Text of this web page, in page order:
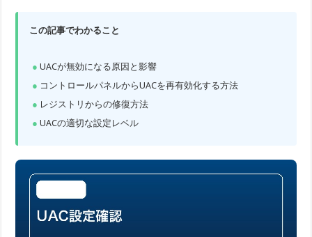
この記事でわかること
UACが無効になる原因と影響
コントロールパネルからUACを再有効化する方法
レジストリからの修復方法
UACの適切な設定レベル